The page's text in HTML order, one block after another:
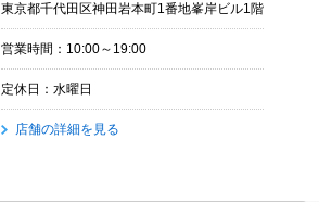
東京都千代田区神田岩本町1番地峯岸ビル1階
営業時間：10:00～19:00
定休日：水曜日
店舗の詳細を見る